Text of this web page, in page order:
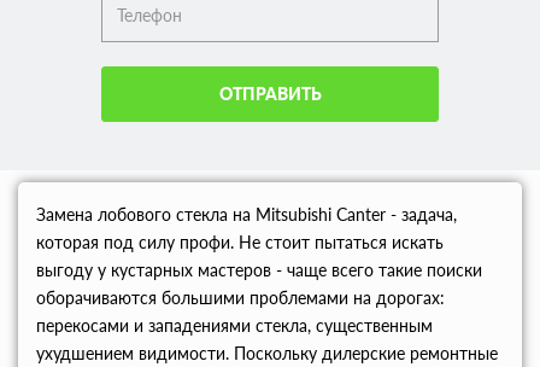
ОТПРАВИТЬ
Замена лобового стекла на Mitsubishi Canter - задача,
которая под силу профи. Не стоит пытаться искать
выгоду у кустарных мастеров - чаще всего такие поиски
оборачиваются большими проблемами на дорогах:
перекосами и западениями стекла, существенным
ухудшением видимости. Поскольку дилерские ремонтные